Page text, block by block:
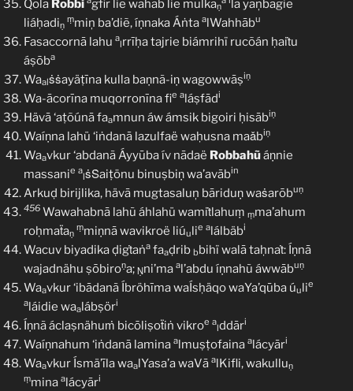
Qōla Robbi gfir lie wahab lie mulkaṇ
lā yaņbagie
liáḥadiṇ
ṃmiņ ba’diẽ, íṇnaka Áṅta alWahhābu
Fasaccornā lahu a
lrrīḥa tajrie biámrihï rucõán ḥaiṫu
áṣōba
Waalṡṡayäṭīna kulla baṇnã-iṇ wagowwāṣiṇ
Wa-ācorīna muqorronīna fie aláṣfādi
Hävā ‘aṭõúnā faamnun áw ámsik bigoiri ḥisābiṇ
Waíṇna lahü ‘iṅdanā lazulfaë waḥusna maǎbiṇ
Waavkur ‘abdanã Áyyūba ív nādaë Robbahũáṇnie
massanie a
lṡṠaiṭönu binuṣbiṇ wa’avābin
Arkuḍ birijlika, hävā mugtasaluņ bāriduṇ waṡarōbuṇ
456 Wawahabnā lahũ áhlahü wamiṫlahuṃ ṃma’ahum
roḥmaẗaṇ
ṃmiṇnā wavikroë liúulie alálbäbi
Wacuv biyadika ḍigṫaṅa faaḍrib bbihï walā taḥnaṫ: Íṇnā
wajadnähu ṣōbiroṇa; Ṇni’ma al’abdu íṇnahũ áwwābuṇ
Waavkur ‘ibādanã Íbröhīma waÍsḥäqo waYa’qūba úulie
aláidie waalábṣöri
Íṇnã áclaṣnähuṁ bicōliṣoẗiṅ vikroe a
lddāri
Waíṇnahum ‘iṅdanā lamina almuṣṭofaina alácyāri
Waavkur Ísmä’īla waalYasa’a waVā alKifli, wakulluṇ
ṃmina alácyāri